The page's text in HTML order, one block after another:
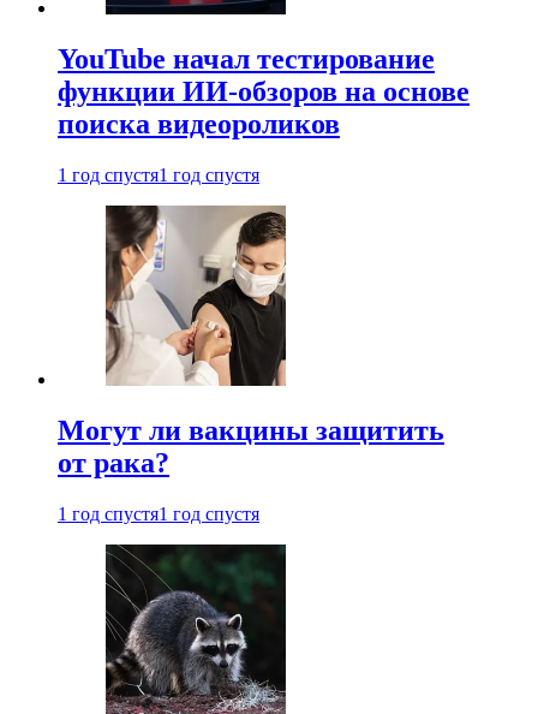
YouTube начал тестирование
функции ИИ-обзоров на основе
поиска видеороликов
1 год спустя1 год спустя
Могут ли вакцины защитить
от рака?
1 год спустя1 год спустя